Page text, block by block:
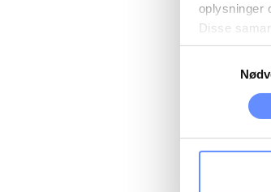
oplysninger
Disse
gennem din
cookie